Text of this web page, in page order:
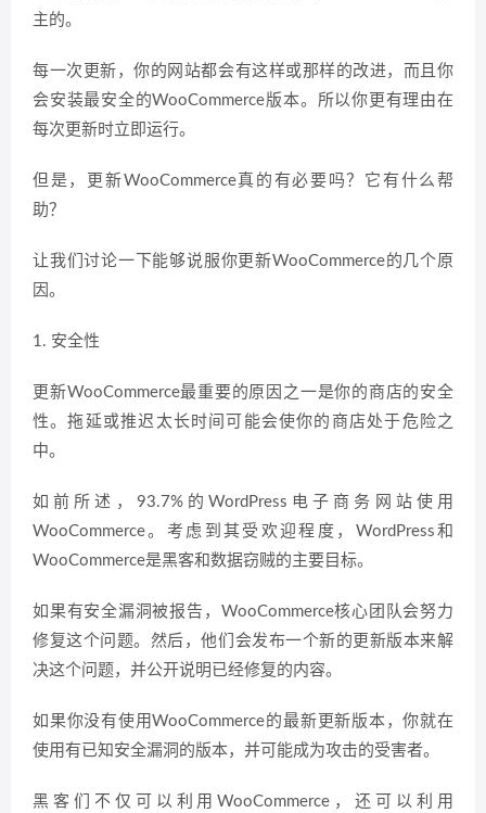
主的。
每一次更新，你的网站都会有这样或那样的改进，而且你
会安装最安全的WooCommerce版本。所以你更有理由在
每次更新时立即运行。
但是，更新WooCommerce真的有必要吗？它有什么帮
助？
让我们讨论一下能够说服你更新WooCommerce的几个原
因。
1. 安全性
更新WooCommerce最重要的原因之一是你的商店的安全
性。拖延或推迟太长时间可能会使你的商店处于危险之
中。
如前所述，93.7%的WordPress电子商务网站使用
WooCommerce。考虑到其受欢迎程度，WordPress和
WooCommerce是黑客和数据窃贼的主要目标。
如果有安全漏洞被报告，WooCommerce核心团队会努力
修复这个问题。然后，他们会发布一个新的更新版本来解
决这个问题，并公开说明已经修复的内容。
如果你没有使用WooCommerce的最新更新版本，你就在
使用有已知安全漏洞的版本，并可能成为攻击的受害者。
黑客们不仅可以利用WooCommerce，还可以利用